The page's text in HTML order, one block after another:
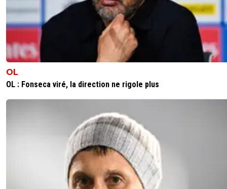
godjuni 15 novembre 2024 à 19:23 +
Sûrement un bug dans la tête de modo, comme
Répondre
Pas que en ce moment
OL
OL : Fonseca viré, la direction ne rigole plus